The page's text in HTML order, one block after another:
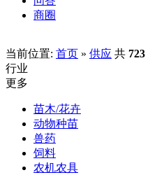
商圈
当前位置: 首页 » 供应 共 723
行业
更多
苗木/花卉
动物种苗
兽药
饲料
农机农具